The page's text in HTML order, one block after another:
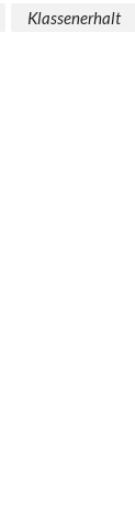
Klassenerhalt